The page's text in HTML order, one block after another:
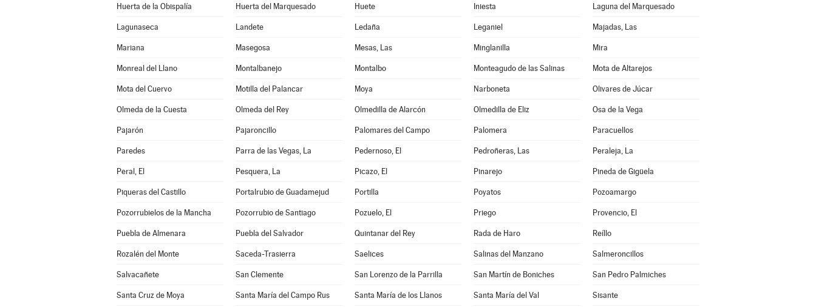
Huerta de la Obispalía Huerta del Marquesado Huete Iniesta Laguna del Marquesado
Lagunaseca Landete Ledaña Leganiel Majadas, Las
Mariana Masegosa Mesas, Las Minglanilla Mira
Monreal del Llano Montalbanejo Montalbo Monteagudo de las Salinas Mota de Altarejos
Mota del Cuervo Motilla del Palancar Moya Narboneta Olivares de Júcar
Olmeda de la Cuesta Olmeda del Rey Olmedilla de Alarcón Olmedilla de Eliz Osa de la Vega
Pajarón Pajaroncillo Palomares del Campo Palomera Paracuellos
Paredes Parra de las Vegas, La Pedernoso, El Pedroñeras, Las Peraleja, La
Peral, El Pesquera, La Picazo, El Pinarejo Pineda de Gigüela
Piqueras del Castillo Portalrubio de Guadamejud Portilla Poyatos Pozoamargo
Pozorrubielos de la Mancha Pozorrubio de Santiago Pozuelo, El Priego Provencio, El
Puebla de Almenara Puebla del Salvador Quintanar del Rey Rada de Haro Reíllo
Rozalén del Monte Saceda-Trasierra Saelices Salinas del Manzano Salmeroncillos
Salvacañete San Clemente San Lorenzo de la Parrilla San Martín de Boniches San Pedro Palmiches
Santa Cruz de Moya Santa María del Campo Rus Santa María de los Llanos Santa María del Val Sisante